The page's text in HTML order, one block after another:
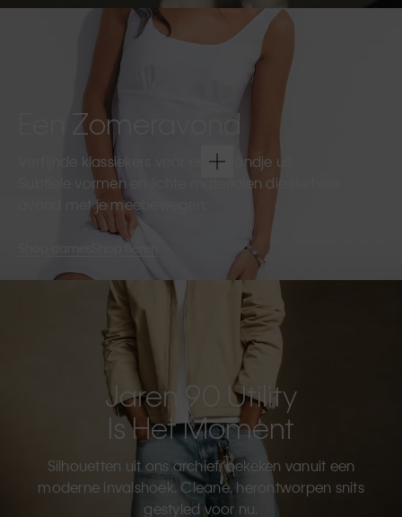
Een Zomeravond
Verfijnde klassiekers voor een avondje uit.
Subtiele vormen en lichte materialen die de hele
avond met je meebewegen.
Shop heren
Jaren 90 Utility
Is Het Moment
Silhouetten uit ons archief, bekeken vanuit een
moderne invalshoek. Cleane, herontworpen snits
gestyled voor nu.